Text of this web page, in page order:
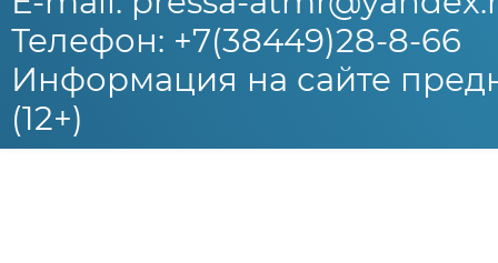
Телефон: +7(38449)28-8-66
Информация на сайте
(12+)